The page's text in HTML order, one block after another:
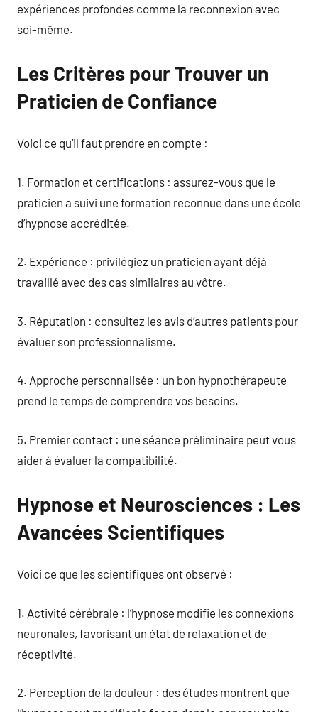
expériences profondes comme la reconnexion avec
soi-même.
Les Critères pour Trouver un
Praticien de Confiance
Voici ce qu’il faut prendre en compte :
1. Formation et certifications : assurez-vous que le
praticien a suivi une formation reconnue dans une école
d’hypnose accréditée.
2. Expérience : privilégiez un praticien ayant déjà
travaillé avec des cas similaires au vôtre.
3. Réputation : consultez les avis d’autres patients pour
évaluer son professionnalisme.
4. Approche personnalisée : un bon hypnothérapeute
prend le temps de comprendre vos besoins.
5. Premier contact : une séance préliminaire peut vous
aider à évaluer la compatibilité.
Hypnose et Neurosciences : Les
Avancées Scientifiques
Voici ce que les scientifiques ont observé :
1. Activité cérébrale : l’hypnose modifie les connexions
neuronales, favorisant un état de relaxation et de
réceptivité.
2. Perception de la douleur : des études montrent que